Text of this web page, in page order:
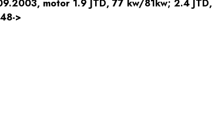
motor 1.9 JTD, 77 kw/81kw; 2.4 JTD,
>